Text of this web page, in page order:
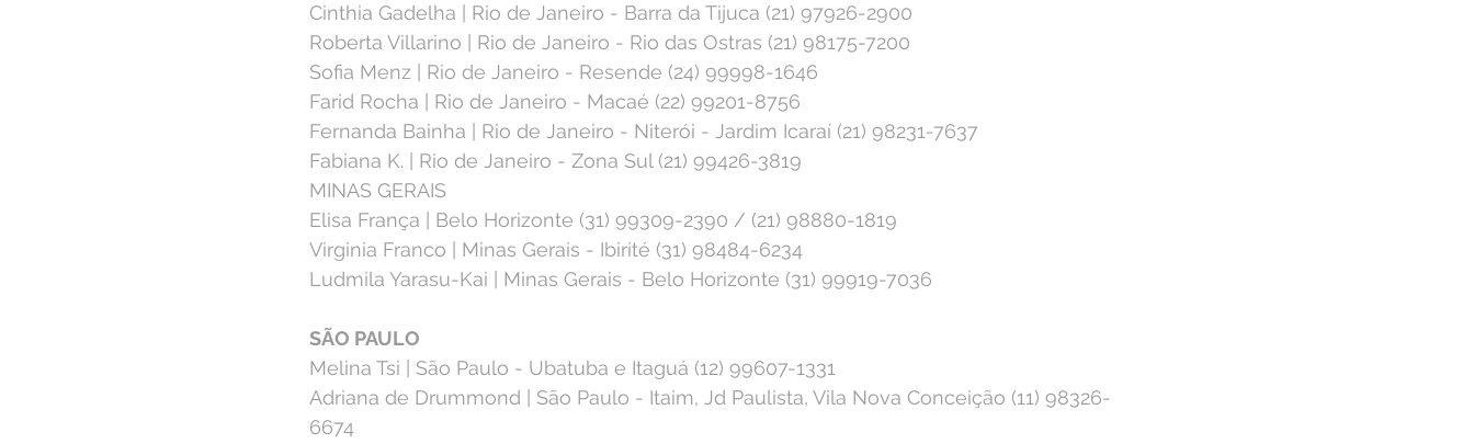
Cinthia Gadelha | Rio de Janeiro - Barra da Tijuca (21) 97926-2900⁣
Roberta Villarino | Rio de Janeiro - Rio das Ostras (21) 98175-7200⁣
Sofia Menz | Rio de Janeiro - Resende (24) 99998-1646⁣
Farid Rocha | Rio de Janeiro - Macaé (22) 99201-8756⁣
Fernanda Bainha | Rio de Janeiro - Niterói - Jardim Icaraí (21) 98231-7637⁣
Fabiana K. | Rio de Janeiro - Zona Sul (21) 99426-3819⁣
MINAS GERAIS⁣
Elisa França | Belo Horizonte (31) 99309-2390 / (21) 98880-1819⁣
Virginia Franco | Minas Gerais - Ibirité (31) 98484-6234⁣
Ludmila Yarasu-Kai | Minas Gerais - Belo Horizonte (31) 99919-7036⁣
SÃO PAULO⁣
Melina Tsi | São Paulo - Ubatuba e Itaguá (12) 99607-1331⁣
Adriana de Drummond | São Paulo - Itaim, Jd Paulista, Vila Nova Conceição (11) 98326-
6674⁣